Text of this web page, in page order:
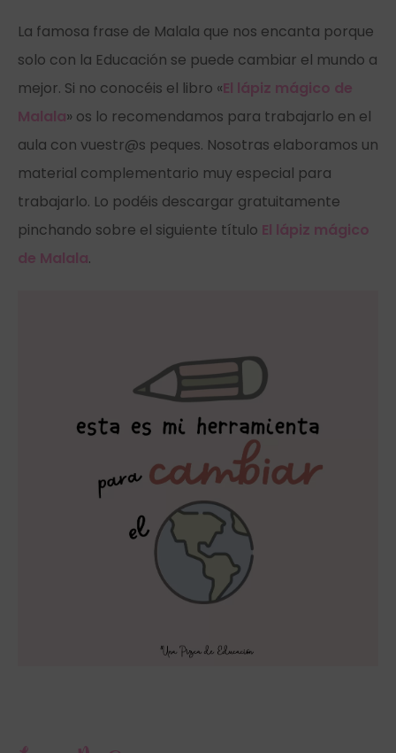
La famosa frase de Malala que nos encanta porque
solo con la Educación se puede cambiar el mundo a
mejor. Si no conocéis el libro «El lápiz mágico de
Malala» os lo recomendamos para trabajarlo en el
aula con vuestr@s peques. Nosotras elaboramos un
material complementario muy especial para
trabajarlo. Lo podéis descargar gratuitamente
pinchando sobre el siguiente título El lápiz mágico
de Malala.